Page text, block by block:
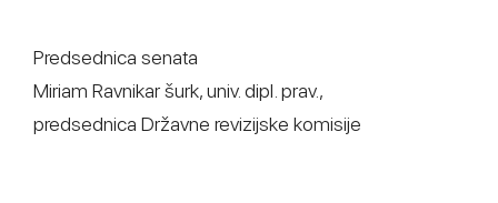
Predsednica senata
Miriam Ravnikar šurk, univ. dipl. prav.,
predsednica Državne revizijske komisije